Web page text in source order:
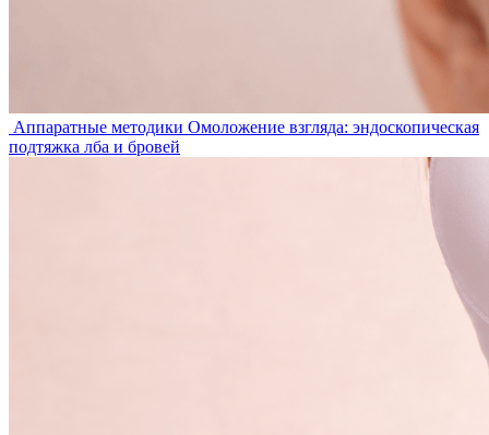
Аппаратные методики Омоложение взгляда: эндоскопическая
подтяжка лба и бровей